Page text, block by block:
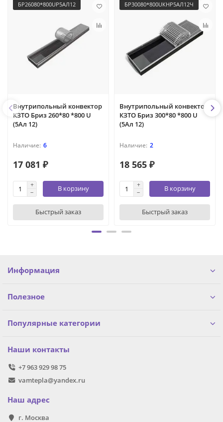
БР26080*800UР5АЛ12
Внутрипольный конвектор
КЗТО Бриз 260*80 *800 U
(5Ал 12)
6
17 081 ₽
В корзину
Быстрый заказ
БР30080*800UКНР5АЛ12Ч
Внутрипольный конвектор
КЗТО Бриз 300*80 *800 U
(5Ал 12)
2
18 565 ₽
В корзину
Быстрый заказ
Информация
Полезное
Популярные категории
Наши контакты
+7 963 929 98 75
vamtepla@yandex.ru
Наш адрес
г. Москва